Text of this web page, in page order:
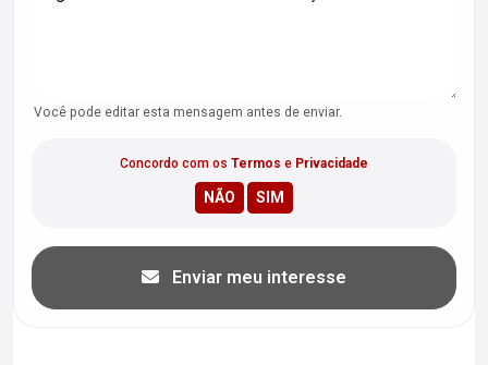
Você pode editar esta mensagem antes de enviar.
Concordo com os Termos e Privacidade
Enviar meu interesse